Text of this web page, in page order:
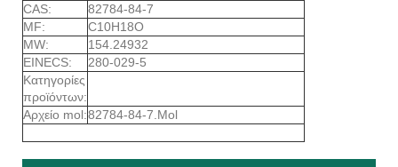
CAS:
82784-84-7
MF:
C10H18O
MW:
154.24932
EINECS:
280-029-5
Κατηγορίες
προϊόντων:
Αρχείο mol:82784-84-7.Mol